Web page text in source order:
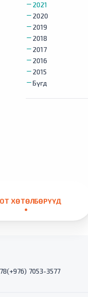
2021
2020
2019
2018
2017
2016
2015
Бүгд
ХӨТӨЛБӨРҮҮД
(+976) 7053-3577